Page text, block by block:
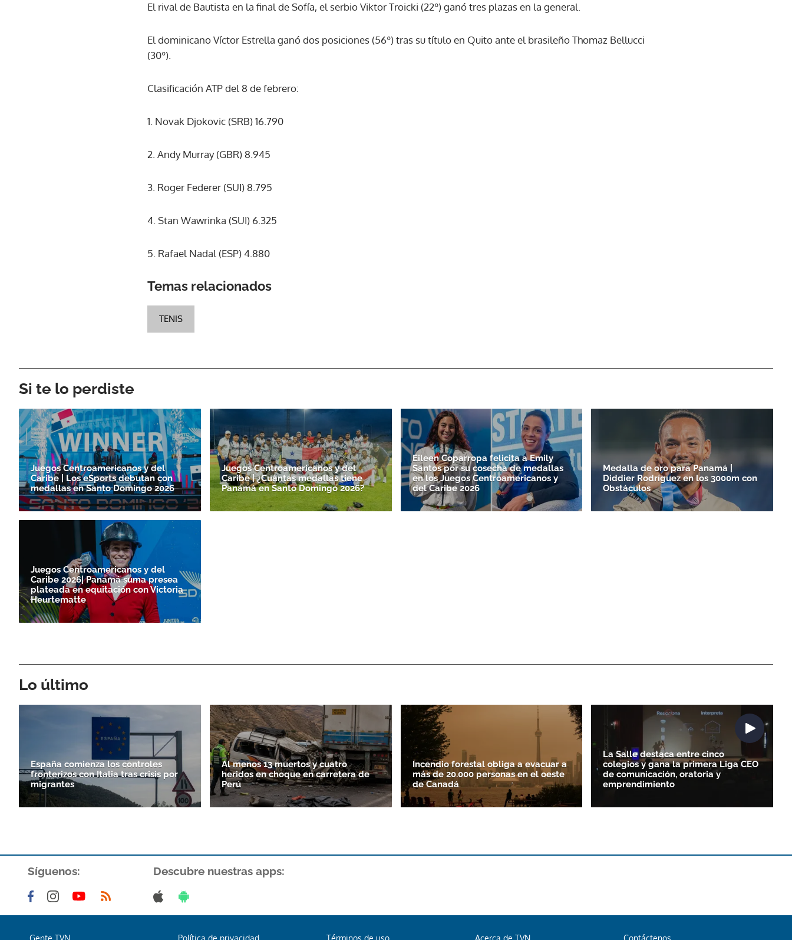
El rival de Bautista en la final de Sofía, el serbio Viktor Troicki (22º) ganó tres plazas en la general.
El dominicano Víctor Estrella ganó dos posiciones (56º) tras su título en Quito ante el brasileño Thomaz Bellucci
(30º).
Clasificación ATP del 8 de febrero:
1. Novak Djokovic (SRB) 16.790
2. Andy Murray (GBR) 8.945
3. Roger Federer (SUI) 8.795
4. Stan Wawrinka (SUI) 6.325
5. Rafael Nadal (ESP) 4.880
Temas relacionados
TENIS
Si te lo perdiste
Juegos Centroamericanos y del
Caribe | Los eSports debutan con
medallas en Santo Domingo 2026
Juegos Centroamericanos y del
Caribe | ¿Cuántas medallas tiene
Panamá en Santo Domingo 2026?
Eileen Coparropa felicita a Emily
Santos por su cosecha de medallas
en los Juegos Centroamericanos y
del Caribe 2026
Medalla de oro para Panamá |
Diddier Rodríguez en los 3000m con
Obstáculos
Juegos Centroamericanos y del
Caribe 2026| Panamá suma presea
plateada en equitación con Victoria
Heurtematte
Lo último
España comienza los controles
fronterizos con Italia tras crisis por
migrantes
Al menos 13 muertos y cuatro
heridos en choque en carretera de
Perú
Incendio forestal obliga a evacuar a
más de 20.000 personas en el oeste
de Canadá
La Salle destaca entre cinco
colegios y gana la primera Liga CEO
de comunicación, oratoria y
emprendimiento
Síguenos: Descubre nuestras apps:
Gente TVN Política de privacidad Términos de uso Acerca de TVN Contáctenos